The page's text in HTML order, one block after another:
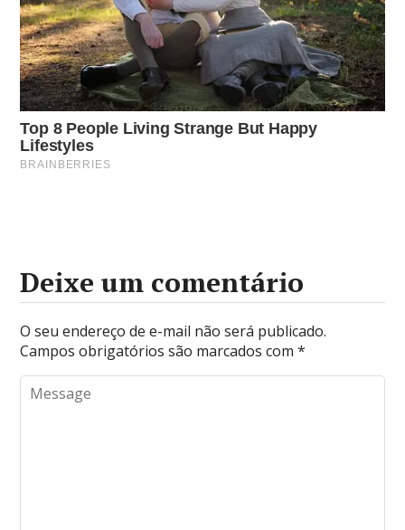
Deixe um comentário
O seu endereço de e-mail não será publicado.
Campos obrigatórios são marcados com*